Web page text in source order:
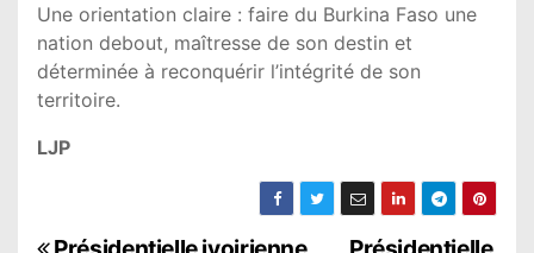
Une orientation claire : faire du Burkina Faso une
nation debout, maîtresse de son destin et
déterminée à reconquérir l’intégrité de son
territoire.
LJP